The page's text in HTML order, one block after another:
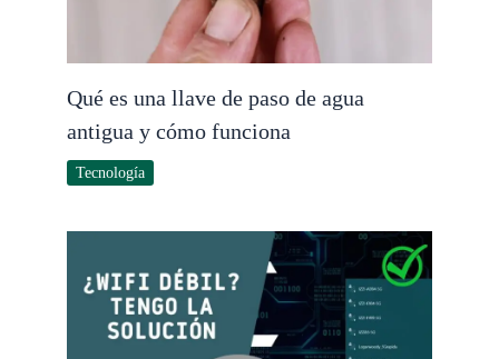
Qué es una llave de paso de agua
antigua y cómo funciona
Tecnología